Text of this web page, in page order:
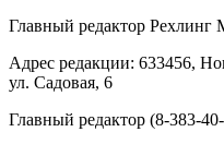
Главный редактор Рехлинг
Адрес редакции: 633456,
ул. Садовая, 6
Главный редактор (8-383-